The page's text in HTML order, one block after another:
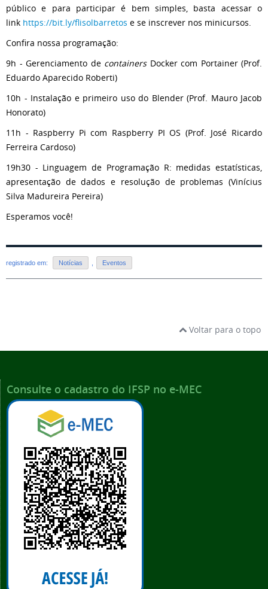
público e para participar é bem simples, basta acessar o
link https://bit.ly/flisolbarretos e se inscrever nos minicursos.
Confira nossa programação:
9h - Gerenciamento de containersDocker com Portainer (Prof.
Eduardo Aparecido Roberti)
10h - Instalação e primeiro uso do Blender (Prof. Mauro Jacob
Honorato)
11h - Raspberry Pi com Raspberry PI OS (Prof. José Ricardo
Ferreira Cardoso)
19h30 - Linguagem de Programação R: medidas estatísticas,
apresentação de dados e resolução de problemas (Vinícius
Silva Madureira Pereira)
Esperamos você!
registrado em: Notícias Eventos
Voltar para o topo
Consulte o cadastro do IFSP no e-MEC